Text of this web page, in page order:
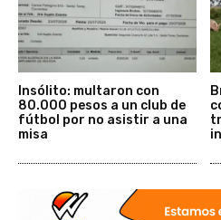
Insólito: multaron con
80.000 pesos a un club de
fútbol por no asistir a una
misa